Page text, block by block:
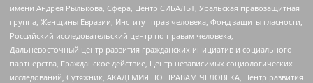
имени Андрея Рылькова, Сфера, Центр СИБАЛЬТ, Уральская правозащитная
группа, Женщины Евразии, Институт прав человека, Фонд защиты гласности,
Российский исследовательский центр по правам человека,
Дальневосточный центр развития гражданских инициатив и социального
партнерства, Гражданское действие, Центр независимых социологических
исследований, Сутяжник, АКАДЕМИЯ ПО ПРАВАМ ЧЕЛОВЕКА, Центр развития